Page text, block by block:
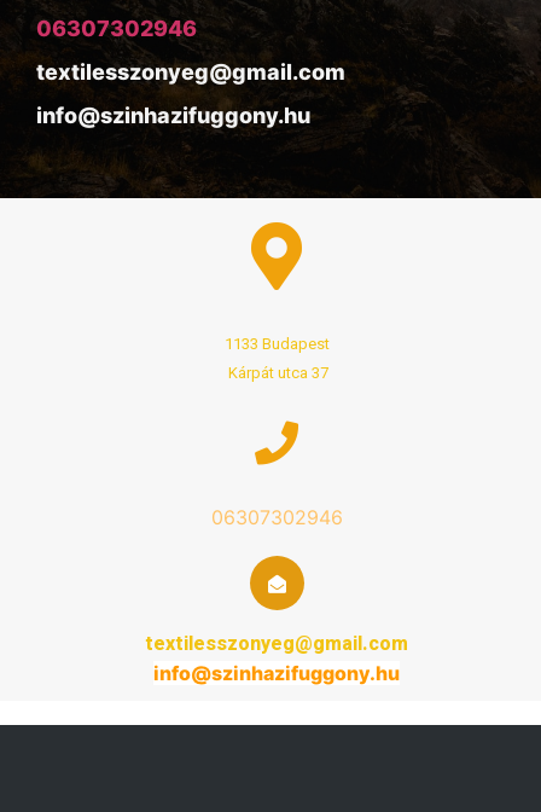
06307302946
textilesszonyeg@gmail.com
info@szinhazifuggony.hu
1133 Budapest
Kárpát utca 37
06307302946
textilesszonyeg@gmail.com
info@szinhazifuggony.hu